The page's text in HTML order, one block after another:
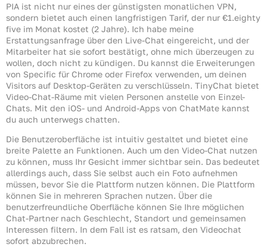
PIA ist nicht nur eines der günstigsten monatlichen VPN,
sondern bietet auch einen langfristigen Tarif, der nur €1.eighty
five im Monat kostet (2 Jahre). Ich habe meine
Erstattungsanfrage über den Live-Chat eingereicht, und der
Mitarbeiter hat sie sofort bestätigt, ohne mich überzeugen zu
wollen, doch nicht zu kündigen. Du kannst die Erweiterungen
von Specific für Chrome oder Firefox verwenden, um deinen
Visitors auf Desktop-Geräten zu verschlüsseln. TinyChat bietet
Video-Chat-Räume mit vielen Personen anstelle von Einzel-
Chats. Mit den iOS- und Android-Apps von ChatMate kannst
du auch unterwegs chatten.
Die Benutzeroberfläche ist intuitiv gestaltet und bietet eine
breite Palette an Funktionen. Auch um den Video-Chat nutzen
zu können, muss Ihr Gesicht immer sichtbar sein. Das bedeutet
allerdings auch, dass Sie selbst auch ein Foto aufnehmen
müssen, bevor Sie die Plattform nutzen können. Die Plattform
können Sie in mehreren Sprachen nutzen. Über die
benutzerfreundliche Oberfläche können Sie Ihre möglichen
Chat-Partner nach Geschlecht, Standort und gemeinsamen
Interessen filtern. In dem Fall ist es ratsam, den Videochat
sofort abzubrechen.